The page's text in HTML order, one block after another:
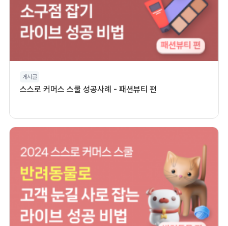
게시글
스스로 커머스 스쿨 성공사례 - 패션뷰티 편